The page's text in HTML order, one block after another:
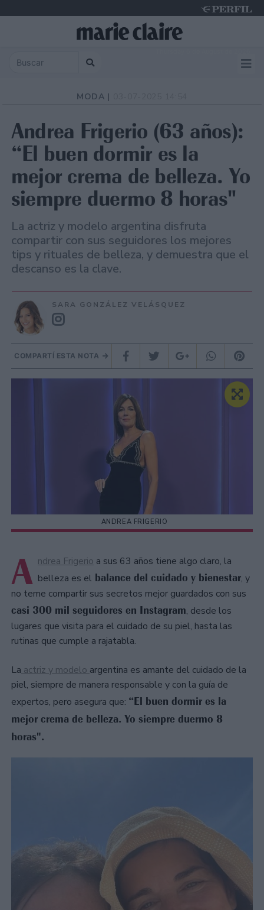
MODA |
Andrea Frigerio (63 años):
“El buen dormir es la
mejor crema de belleza. Yo
siempre duermo 8 horas"
La actriz y modelo argentina disfruta
compartir con sus seguidores los mejores
tips y rituales de belleza, y demuestra que el
descanso es la clave.
SARA GONZÁLEZ VELÁSQUEZ
COMPARTÍ ESTA NOTA
ANDREA FRIGERIO
A ndrea Frigerio a sus 63 años tiene algo claro, la
belleza es el balance del cuidado y bienestar, y
no teme compartir sus secretos mejor guardados con sus
casi 300 mil seguidores en Instagram, desde los
lugares que visita para el cuidado de su piel, hasta las
rutinas que cumple a rajatabla.
La actriz y modelo argentina es amante del cuidado de la
piel, siempre de manera responsable y con la guía de
expertos, pero asegura que: “El buen dormir es la
mejor crema de belleza. Yo siempre duermo 8
horas".